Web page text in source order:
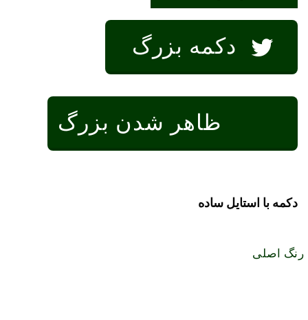
دکمه بزرگ
ظاهر شدن بزرگ
دکمه با استایل ساده
رنگ اصلی